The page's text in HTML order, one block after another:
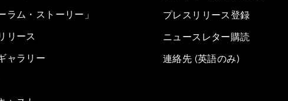
ラム・ストーリー」
リース
ャラリー
プレスリリース登録
ニュースレター購読
連絡先 (英語のみ)